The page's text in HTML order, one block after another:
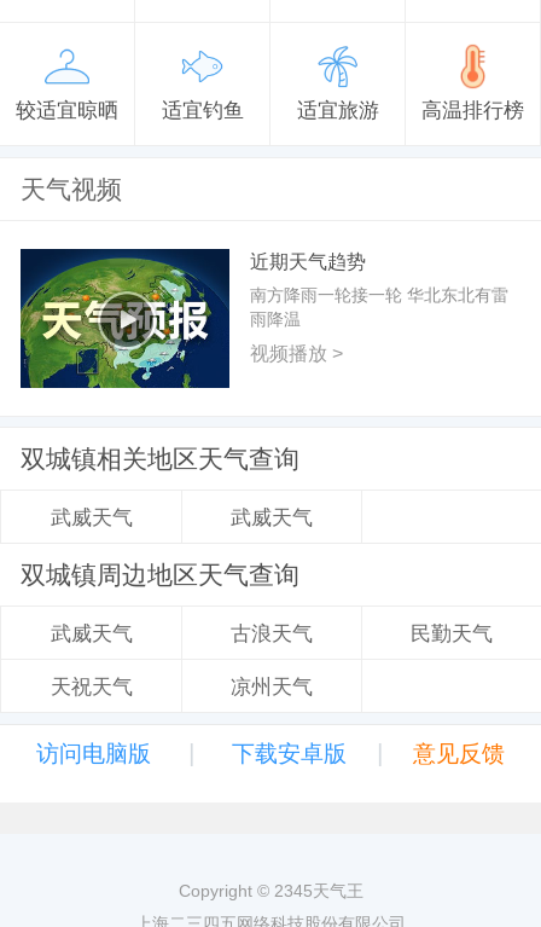
较适宜晾晒 适宜钓鱼 适宜旅游 高温排行榜
天气视频
近期天气趋势
南方降雨一轮接一轮 华北东北有雷
雨降温
视频播放 >
双城镇相关地区天气查询
武威天气 武威天气
双城镇周边地区天气查询
武威天气 古浪天气 民勤天气
天祝天气 凉州天气
访问电脑版 | 下载安卓版 | 意见反馈
Copyright © 2345天气王